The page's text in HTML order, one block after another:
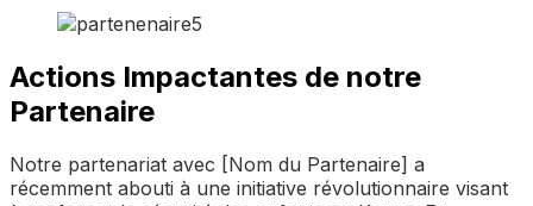
Actions Impactantes de notre
Partenaire
Notre partenariat avec [Nom du Partenaire] a
récemment abouti à une initiative révolutionnaire visant